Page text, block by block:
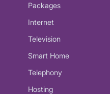
Packages
Internet
Television
Smart Home
Telephony
Hosting